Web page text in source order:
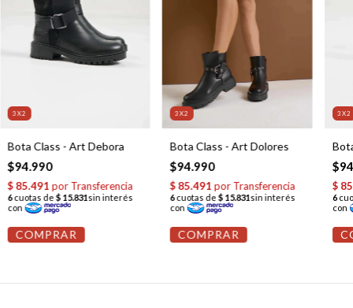
3X2
Bota Class - Art Debora
$94.990
COMPRAR
3X2
Bota Class - Art Dolores
$94.990
COMPRAR
3X2